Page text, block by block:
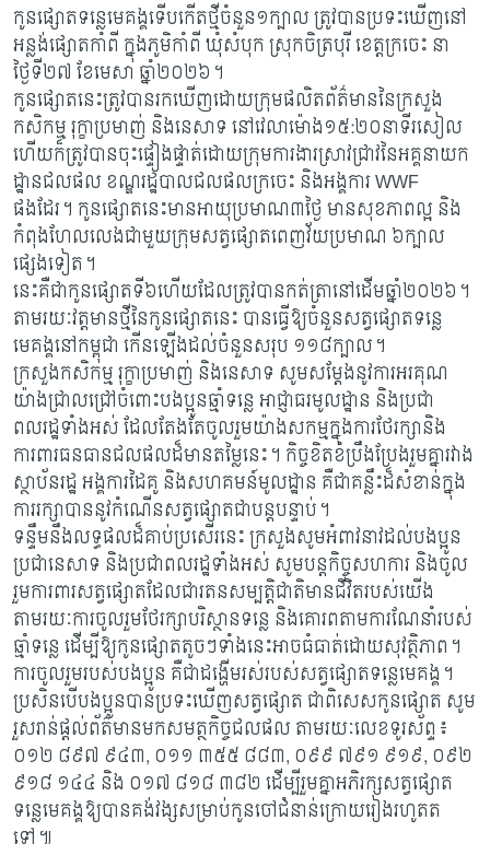
កូនផ្សោតទន្លេមេគង្គទើបកើតថ្មីចំនួន១ក្បាល ត្រូវបានប្រទះឃើញនៅ
អន្លង់ផ្សោតកាំពី ក្នុងភូមិកាំពី ឃុំសំបុក ស្រុកចិត្របុរី ខេត្តក្រចេះ នា
ថ្ងៃទី២៧ ខែមេសា ឆ្នាំ២០២៦។
កូនផ្សោតនេះត្រូវបានរកឃើញដោយក្រុមផលិតព័ត៌មាននៃក្រសួង
កសិកម្ម រុក្ខាប្រមាញ់ និងនេសាទ នៅវេលាម៉ោង១៥:២០នាទីរសៀល
ហើយក៏ត្រូវបានចុះផ្ទៀងផ្ទាត់ដោយក្រុមការងារស្រាវជ្រាវនៃអគ្គនាយក
ដ្ឋានជលផល ខណ្ឌរដ្ឋបាលជលផលក្រចេះ និងអង្គការ WWF
ផងដែរ។ កូនផ្សោតនេះមានអាយុប្រមាណ៣ថ្ងៃ មានសុខភាពល្អ និង
កំពុងហែលលេងជាមួយក្រុមសត្វផ្សោតពេញវ័យប្រមាណ ៦ក្បាល
ផ្សេងទៀត។
នេះគឺជាកូនផ្សោតទី៦ហើយដែលត្រូវបានកត់ត្រានៅដើមឆ្នាំ២០២៦។
តាមរយៈវត្តមានថ្មីនៃកូនផ្សោតនេះ បានធ្វើឱ្យចំនួនសត្វផ្សោតទន្លេ
មេគង្គនៅកម្ពុជា កើនឡើងដល់ចំនួនសរុប ១១៨ក្បាល។
ក្រសួងកសិកម្ម រុក្ខាប្រមាញ់ និងនេសាទ សូមសម្តែងនូវការអរគុណ
យ៉ាងជ្រាលជ្រៅចំពោះបងប្អូនឆ្មាំទន្លេ អាជ្ញាធរមូលដ្ឋាន និងប្រជា
ពលរដ្ឋទាំងអស់ ដែលតែងតែចូលរួមយ៉ាងសកម្មក្នុងការថែរក្សានិង
ការពារធនធានជលផលដ៏មានតម្លៃនេះ។ កិច្ចខិតខំប្រឹងប្រែងរួមគ្នារវាង
ស្ថាប័នរដ្ឋ អង្គការដៃគូ និងសហគមន៍មូលដ្ឋាន គឺជាគន្លឹះដ៏សំខាន់ក្នុង
ការរក្សាបាននូវកំណើនសត្វផ្សោតជាបន្តបន្ទាប់។
ទន្ទឹមនឹងលទ្ធផលដ៏គាប់ប្រសើរនេះ ក្រសួងសូមអំពាវនាវដល់បងប្អូន
ប្រជានេសាទ និងប្រជាពលរដ្ឋទាំងអស់ សូមបន្តកិច្ចសហការ និងចូល
រួមការពារសត្វផ្សោតដែលជារតនសម្បត្តិជាតិមានជីវិតរបស់យើង
តាមរយៈការចូលរួមថែរក្សាបរិស្ថានទន្លេ និងគោរពតាមការណែនាំរបស់
ឆ្មាំទន្លេ ដើម្បីឱ្យកូនផ្សោតតូចៗទាំងនេះអាចធំធាត់ដោយសុវត្ថិភាព។
ការចូលរួមរបស់បងប្អូន គឺជាដង្ហើមរស់របស់សត្វផ្សោតទន្លេមេគង្គ។
ប្រសិនបើបងប្អូនបានប្រទះឃើញសត្វផ្សោត ជាពិសេសកូនផ្សោត សូម
រួសរាន់ផ្តល់ព័ត៌មានមកសមត្ថកិច្ចជលផល តាមរយៈលេខទូរស័ព្ទ៖
០១២ ៨៩៧ ៩៤៣, ០១១ ៣៥៥ ៨៨៣, ០៩៩ ៧៩១ ៩១៩, ០៩២
៩១៨ ១៤៤ និង ០១៧ ៨១៨ ៣៨២ ដើម្បីរួមគ្នាអភិរក្សសត្វផ្សោត
ទន្លេមេគង្គឱ្យបានគង់វង្សសម្រាប់កូនចៅជំនាន់ក្រោយរៀងរហូតត
ទៅ៕